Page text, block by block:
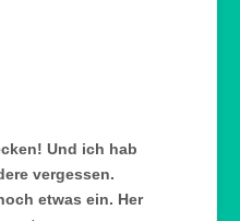
Und ich hab
vergessen.
etwas ein. Her